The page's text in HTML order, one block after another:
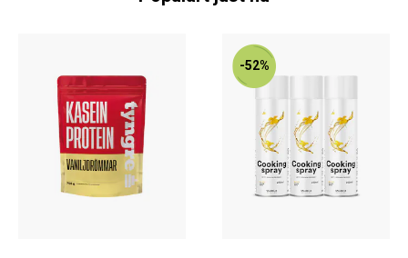
-52%